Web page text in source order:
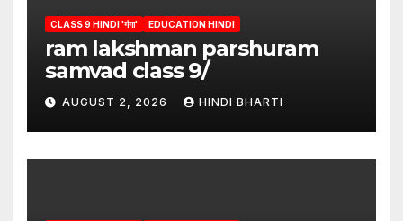
CLASS 9 HINDI 'गंगा' EDUCATION HINDI
ram lakshman parshuram
samvad class 9/
AUGUST 2, 2026 HINDI BHARTI